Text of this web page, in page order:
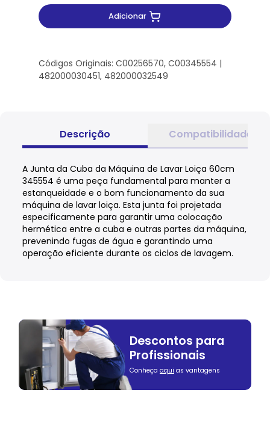
Adicionar
Códigos Originais: C00256570, C00345554 |
482000030451, 482000032549
Descrição Compatibilidade
A Junta da Cuba da Máquina de Lavar Loiça 60cm
345554 é uma peça fundamental para manter a
estanqueidade e o bom funcionamento da sua
máquina de lavar loiça. Esta junta foi projetada
especificamente para garantir uma colocação
hermética entre a cuba e outras partes da máquina,
prevenindo fugas de água e garantindo uma
operação eficiente durante os ciclos de lavagem.
Descontos para
Profissionais
Conheça aqui as vantagens